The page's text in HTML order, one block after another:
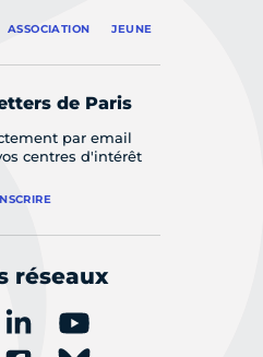
ASSOCIATION JEUNE
de Paris
par email
centres d'intérêt
réseaux